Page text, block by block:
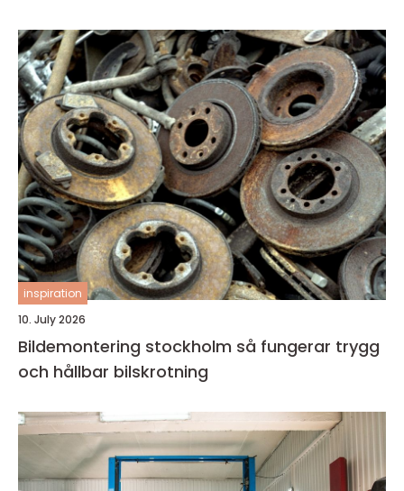
inspiration
10. July 2026
Bildemontering stockholm så fungerar trygg
och hållbar bilskrotning